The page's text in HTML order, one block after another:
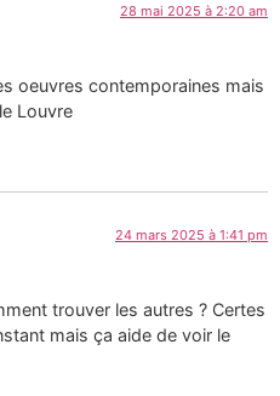
28 mai 2025 à 2:20 am
oeuvres contemporaines mais
Louvre
24 mars 2025 à 1:41 pm
trouver les autres ? Certes
mais ça aide de voir le